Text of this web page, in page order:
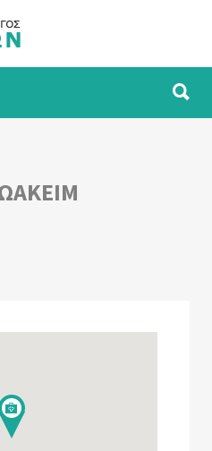
Κυκλάδων